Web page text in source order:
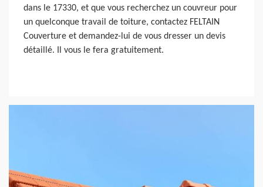
dans le 17330, et que vous recherchez un couvreur pour
un quelconque travail de toiture, contactez FELTAIN
Couverture et demandez-lui de vous dresser un devis
détaillé. Il vous le fera gratuitement.